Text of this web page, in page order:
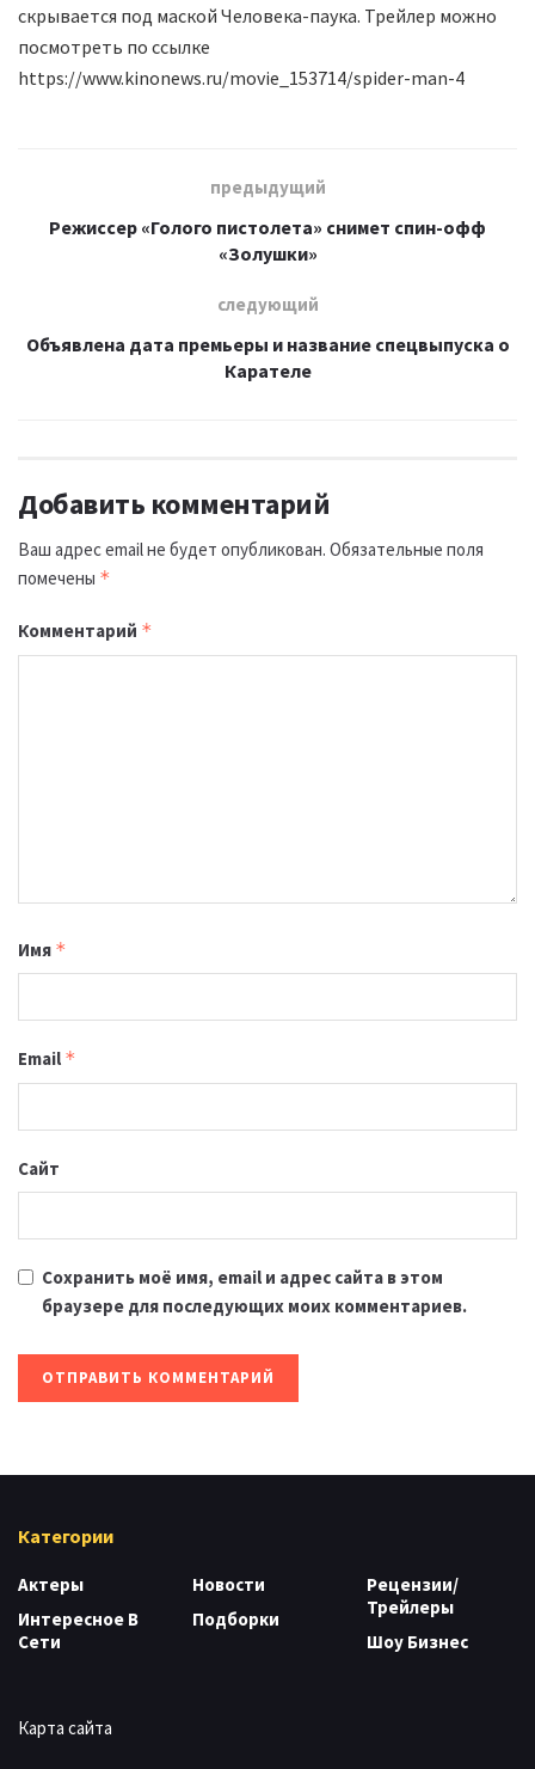
скрывается под маской Человека-паука. Трейлер можно
посмотреть по ссылке
https://www.kinonews.ru/movie_153714/spider-man-4
предыдущий
Режиссер «Голого пистолета» снимет спин-офф
«Золушки»
следующий
Объявлена дата премьеры и название спецвыпуска о
Карателе
Добавить комментарий
Ваш адрес email не будет опубликован. Обязательные поля
помечены *
Комментарий *
Имя *
Email *
Сайт
Сохранить моё имя, email и адрес сайта в этом
браузере для последующих моих комментариев.
Категории
Актеры
Интересное В
Сети
Новости
Подборки
Рецензии/
Трейлеры
Шоу Бизнес
Карта сайта